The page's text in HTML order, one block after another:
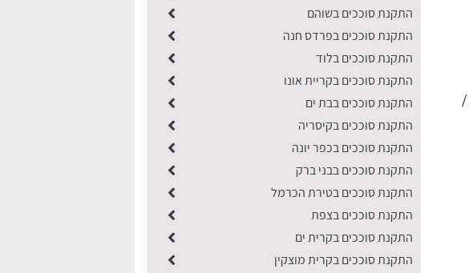
/
התקנת סוככים בשוהם
התקנת סוככים בפרדס חנה
התקנת סוככים בלוד
התקנת סוככים בקריית אונו
התקנת סוככים בבת ים
התקנת סוככים בקיסריה
התקנת סוככים בכפר יונה
התקנת סוככים בבני ברק
התקנת סוככים בטירת הכרמל
התקנת סוככים בצפת
התקנת סוככים בקרית ים
התקנת סוככים בקרית מוצקין